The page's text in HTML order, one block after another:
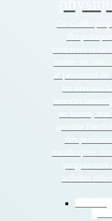
garantir
des personnes
handicapées
programmes et
activités